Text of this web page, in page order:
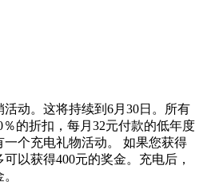
活动。这将持续到6月30日。所有
的折扣，每月32元付款的低年度
个充电礼物活动。 如果您获得
以获得400元的奖金。充电后，